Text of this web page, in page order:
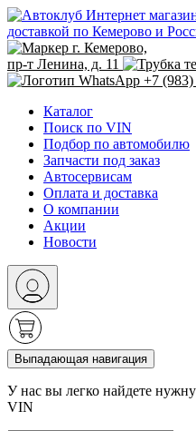
Интернет
доставкой по Кемерово и
г. Кемерово,
пр-т Ленина, д. 11
+7
Каталог
Поиск по VIN
Подбор по автомобилю
Запчасти под заказ
Автосервисам
Оплата и доставка
О компании
Акции
Новости
Выпадающая навигация
У нас вы легко найдете
VIN